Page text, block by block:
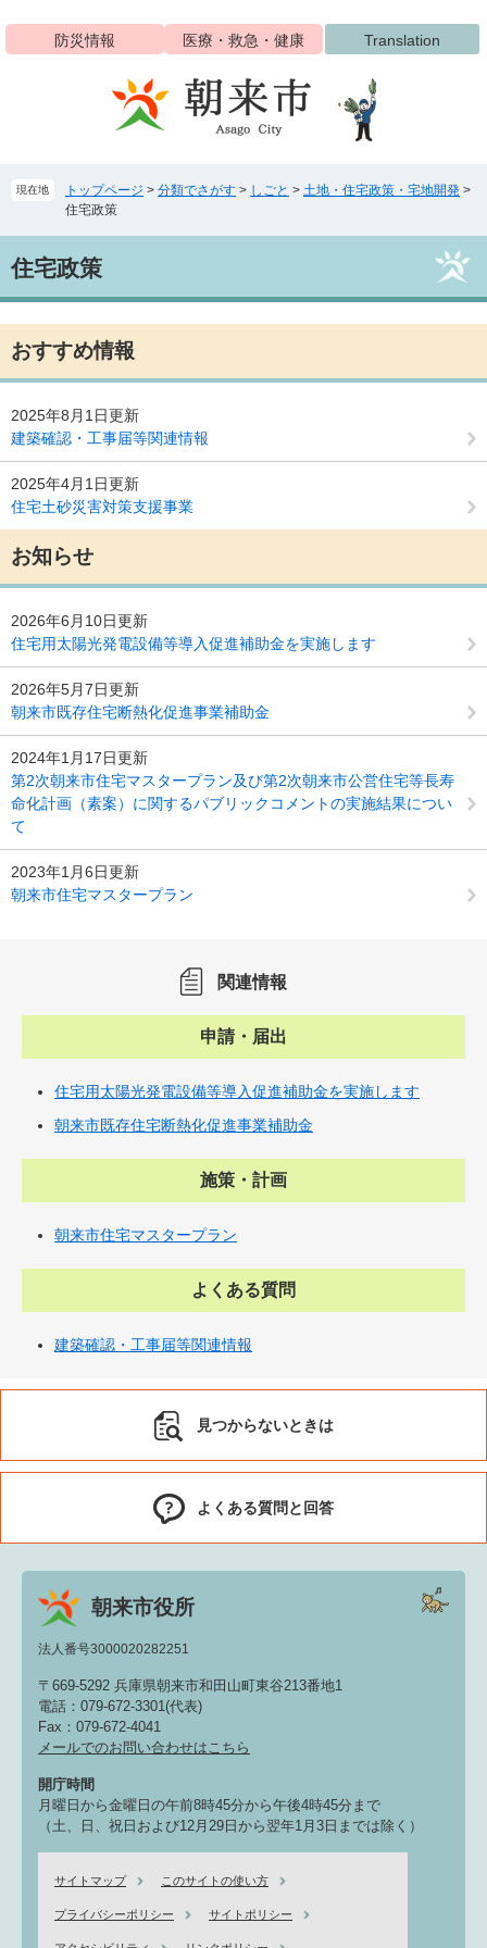
ジ
ュ
文
へ
防災情報 医療・救急・健康 Translation
現在地 トップページ > 分類でさがす > しごと > 土地・住宅政策・宅地開発 >
住宅政策
文住宅政策
おすすめ情報
2025年8月1日更新
建築確認・工事届等関連情報
2025年4月1日更新
住宅土砂災害対策支援事業
お知らせ
2026年6月10日更新
住宅用太陽光発電設備等導入促進補助金を実施します
2026年5月7日更新
朝来市既存住宅断熱化促進事業補助金
2024年1月17日更新
第2次朝来市住宅マスタープラン及び第2次朝来市公営住宅等長寿
命化計画（素案）に関するパブリックコメントの実施結果につい
て
2023年1月6日更新
朝来市住宅マスタープラン
関連情報
申請・届出
住宅用太陽光発電設備等導入促進補助金を実施します
朝来市既存住宅断熱化促進事業補助金
施策・計画
朝来市住宅マスタープラン
よくある質問
建築確認・工事届等関連情報
見つからないときは
よくある質問と回答
朝来市役所
法人番号3000020282251
〒669-5292 兵庫県朝来市和田山町東谷213番地1
電話：079-672-3301(代表)
Fax：079-672-4041
メールでのお問い合わせはこちら
開庁時間
月曜日から金曜日の午前8時45分から午後4時45分まで
（土、日、祝日および12月29日から翌年1月3日までは除く）
サイトマップ このサイトの使い方
プライバシーポリシー サイトポリシー